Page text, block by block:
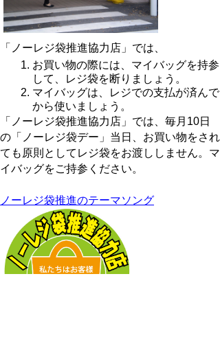
「ノーレジ袋推進協力店」では、
お買い物の際には、マイバッグを持参
して、レジ袋を断りましょう。
マイバッグは、レジでの支払が済んで
から使いましょう。
「ノーレジ袋推進協力店」では、毎月10日
の「ノーレジ袋デー」当日、お買い物をされ
ても原則としてレジ袋をお渡ししません。マ
イバッグをご持参ください。
ノーレジ袋推進のテーマソング